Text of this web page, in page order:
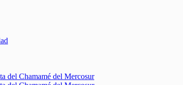
del Chamamé del Mercosur